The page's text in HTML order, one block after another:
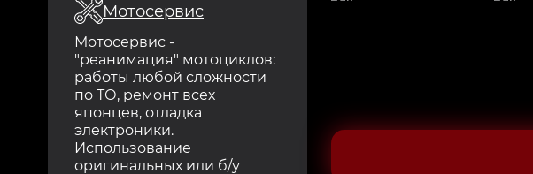
Мотосервис
Мотосервис -
"реанимация" мотоциклов:
работы любой сложности
по ТО, ремонт всех
японцев, отладка
электроники.
Использование
оригинальных или б/у